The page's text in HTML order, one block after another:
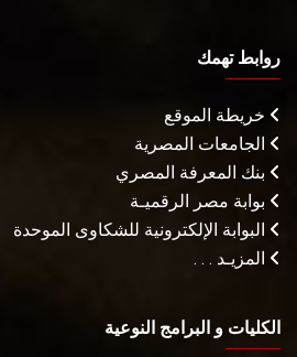
روابط تهمك
خريطة الموقع
الجامعات المصرية
بنك المعرفة المصري
بوابة مصر الرقميـة
البوابة الإلكترونية للشكاوى الموحدة
المزيـد . . .
الكليات و البرامج النوعية